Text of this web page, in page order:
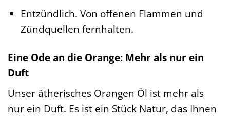
Entzündlich. Von offenen Flammen und
Zündquellen fernhalten.
Eine Ode an die Orange: Mehr als nur ein
Duft
Unser ätherisches Orangen Öl ist mehr als
nur ein Duft. Es ist ein Stück Natur, das Ihnen